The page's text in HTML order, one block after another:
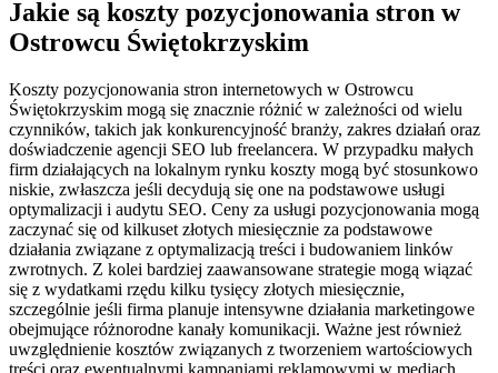
Jakie są koszty pozycjonowania stron w
Ostrowcu Świętokrzyskim
Koszty pozycjonowania stron internetowych w Ostrowcu
Świętokrzyskim mogą się znacznie różnić w zależności od wielu
czynników, takich jak konkurencyjność branży, zakres działań oraz
doświadczenie agencji SEO lub freelancera. W przypadku małych
firm działających na lokalnym rynku koszty mogą być stosunkowo
niskie, zwłaszcza jeśli decydują się one na podstawowe usługi
optymalizacji i audytu SEO. Ceny za usługi pozycjonowania mogą
zaczynać się od kilkuset złotych miesięcznie za podstawowe
działania związane z optymalizacją treści i budowaniem linków
zwrotnych. Z kolei bardziej zaawansowane strategie mogą wiązać
się z wydatkami rzędu kilku tysięcy złotych miesięcznie,
szczególnie jeśli firma planuje intensywne działania marketingowe
obejmujące różnorodne kanały komunikacji. Ważne jest również
uwzględnienie kosztów związanych z tworzeniem wartościowych
treści oraz ewentualnymi kampaniami reklamowymi w mediach